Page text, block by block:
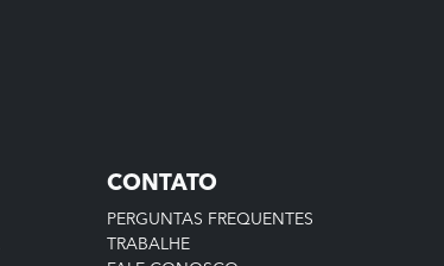
CONTATO
PERGUNTAS FREQUENTES
TRABALHE